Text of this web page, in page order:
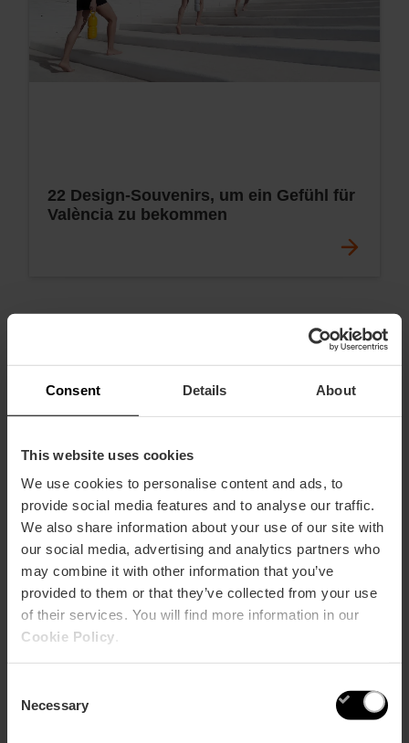
Consent Details About
This website uses cookies
We use cookies to personalise content and ads, to
provide social media features and to analyse our traffic.
We also share information about your use of our site with
our social media, advertising and analytics partners who
may combine it with other information that you’ve
provided to them or that they’ve collected from your use
of their services. You will find more information in our
Cookie Policy
Selection
Necessary
22 Design-Souvenirs, um ein Gefühl für
València zu bekommen
Echt valencianische Geschenke für den